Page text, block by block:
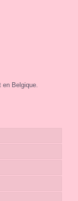
en Belgique.